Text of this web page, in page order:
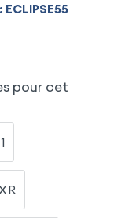
pour cet